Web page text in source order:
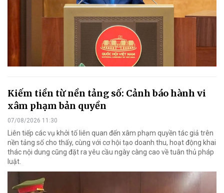
Kiếm tiền từ nền tảng số: Cảnh báo hành vi
xâm phạm bản quyền
07/08/2026 11:30
Liên tiếp các vụ khởi tố liên quan đến xâm phạm quyền tác giả trên
nền tảng số cho thấy, cùng với cơ hội tạo doanh thu, hoạt động khai
thác nội dung cũng đặt ra yêu cầu ngày càng cao về tuân thủ pháp
luật.